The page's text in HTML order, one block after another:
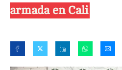
armada en Cali